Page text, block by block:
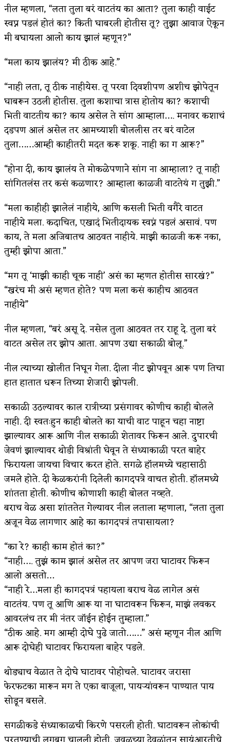
नील म्हणला, “लता तुला बरं वाटतंय का आता? तुला काही वाईट
स्वप्न पडलं होतं का? किती घाबरली होतीस तू? तुझा आवाज ऐकून
मी बघायला आलो काय झालं म्हणून?”
“मला काय झालंय? मी ठीक आहे.”
“नाही लता, तू ठीक नाहीयेस. तू परवा दिवशीपण अशीच झोपेतून
घाबरून उठली होतीस. तुला कशाचा त्रास होतोय का? कशाची
भिती वाटतीय का? काय असेल ते सांग आम्हाला…. मनावर कशाचं
दडपण आलं असेल तर आमच्याशी बोललीस तर बरं वाटेल
तुला……आम्ही काहीतरी मदत करू शकू. नाही का ग आरू?”
“होना दी, काय झालंय ते मोकळेपणाने सांग ना आम्हाला? तू नाही
सांगितलंस तर कसं कळणार? आम्हाला काळजी वाटतेयं ग तुझी.”
“मला काहीही झालेलं नाहीये, आणि कसली भिती वगैरे वाटत
नाहीये मला. कदाचित, एखादं भितीदायक स्वप्नं पडलं असावं. पण
काय, ते मला अजिबातच आठवत नाहीये. माझी काळजी करू नका,
तुम्ही झोपा आता.”
“मग तू ‘माझी काही चूक नाही’ असं का म्हणत होतीस सारखं?”
“खरंच मी असं म्हणत होते? पण मला कसं काहीच आठवत
नाहीये”
नील म्हणला, “बरं असू दे. नसेल तुला आठवत तर राहू दे. तुला बरं
वाटत असेल तर झोप आता. आपण उद्या सकाळी बोलू.”
नील त्याच्या खोलीत निघून गेला. दीला नीट झोपवून आरू पण तिचा
हात हातात धरून तिच्या शेजारी झोपली.
सकाळी उठल्यावर काल रात्रीच्या प्रसंगावर कोणीच काही बोलले
नाही. दी स्वतःहुन काही बोलते का याची वाट पाहून चहा नाष्टा
झाल्यावर आरू आणि नील सकाळी शेतावर फिरून आले. दुपारची
जेवणं झाल्यावर थोडी विश्रांती घेवून ते संध्याकाळी परत बाहेर
फिरायला जायचा विचार करत होते. सगळे हॉलमध्ये चहासाठी
जमले होते. दी केळकरांनी दिलेली कागदपत्रे वाचत होती. हॉलमध्ये
शांतता होती. कोणीच कोणाशी काही बोलत नव्हते.
बराच वेळ असा शांततेत गेल्यावर नील लताला म्हणाला, “लता तुला
अजून वेळ लागणार आहे का कागदपत्रं तपासायला?
“का रे? काही काम होतं का?”
“नाही…. तुझं काम झालं असेल तर आपण जरा घाटावर फिरून
आलो असतो…
“नाही रे…मला ही कागदपत्रं पहायला बराच वेळ लागेल असं
वाटतंय. पण तू आणि आरू या ना घाटावरून फिरून, माझं लवकर
आवरलंच तर मी नंतर जॉईन होईन तुम्हाला.”
“ठीक आहे. मग आम्ही दोघे पुढे जातो……” असं म्हणून नील आणि
आरू दोघेही घाटावर फिरायला बाहेर पडले.
थोड्याच वेळात ते दोघे घाटावर पोहोचले. घाटावर जरासा
फेरफटका मारून मग ते एका बाजूला, पायऱ्यांवरून पाण्यात पाय
सोडून बसले.
सगळीकडे संध्याकाळची किरणे पसरली होती. घाटावरून लोकांची